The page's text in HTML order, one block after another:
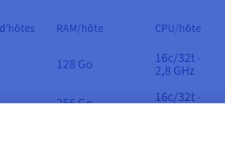
RAM/hôte CPU/hôte
128 Go 16c/32t -
2,8 GHz
256 Go 16c/32t -